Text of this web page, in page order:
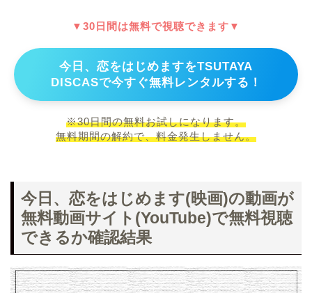
▼30日間は無料で視聴できます▼
今日、恋をはじめますをTSUTAYA
DISCASで今すぐ無料レンタルする！
※30日間の無料お試しになります。
無料期間の解約で、料金発生しません。
今日、恋をはじめます(映画)の動画が
無料動画サイト(YouTube)で無料視聴
できるか確認結果